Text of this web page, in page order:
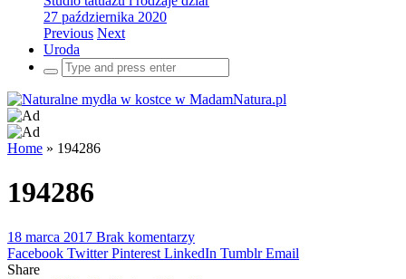
27 października 2020
Previous Next
Uroda
Search
for:
Home » 194286
194286
18 marca 2017 Brak komentarzy
Facebook Twitter Pinterest LinkedIn Tumblr Email
Share